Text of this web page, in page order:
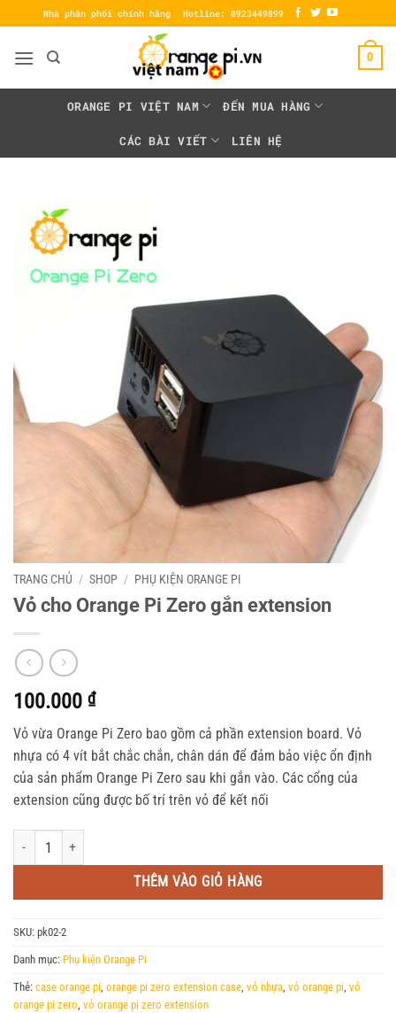
qua
nội
Nhà phân phối chính hãng Hotline: 0923449899
0
ORANGE PI VIỆT NAM ĐẾN MUA HÀNG
CÁC BÀI VIẾT LIÊN HỆ
TRANG CHỦ / SHOP / PHỤ KIỆN ORANGE PI
Vỏ cho Orange Pi Zero gắn extension
100.000 ₫
Vỏ vừa Orange Pi Zero bao gồm cả phần extension board. Vỏ
nhựa có 4 vít bắt chắc chắn, chân dán để đảm bảo việc ổn định
của sản phẩm Orange Pi Zero sau khi gắn vào. Các cổng của
extension cũng được bố trí trên vỏ để kết nối
Vỏ cho Orange Pi Zero gắn extension số lượng
THÊM VÀO GIỎ HÀNG
SKU: pk02-2
Danh mục: Phụ kiện Orange Pi
Thẻ: case orange pi, orange pi zero extension case, vỏ nhựa, vỏ orange pi, vỏ
orange pi zero, vỏ orange pi zero extension